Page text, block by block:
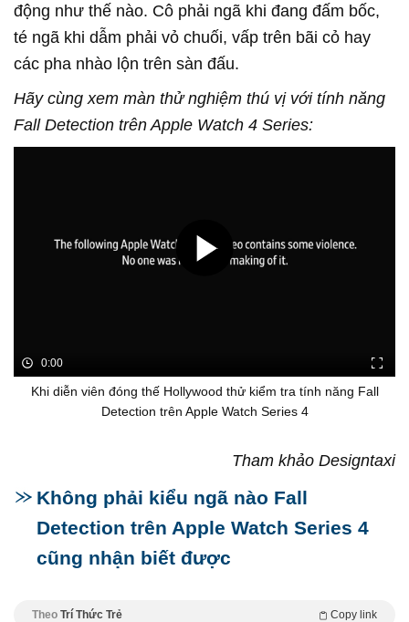
động như thế nào. Cô phải ngã khi đang đấm bốc,
té ngã khi dẫm phải vỏ chuối, vấp trên bãi cỏ hay
các pha nhào lộn trên sàn đấu.
Hãy cùng xem màn thử nghiệm thú vị với tính năng
Fall Detection trên Apple Watch 4 Series:
0:00
Khi diễn viên đóng thế Hollywood thử kiểm tra tính năng Fall
Detection trên Apple Watch Series 4
Tham khảo Designtaxi
Không phải kiểu ngã nào Fall
Detection trên Apple Watch Series 4
cũng nhận biết được
Theo Trí Thức Trẻ Copy link